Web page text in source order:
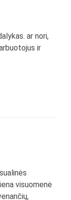
ar nori,
ir
visuomenė